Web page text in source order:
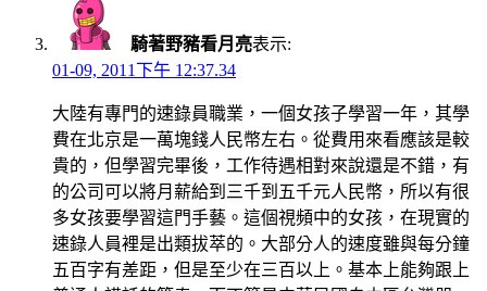
騎著野豬看月亮表示:
01-09, 2011下午 12:37.34
大陸有專門的速錄員職業，一個女孩子學習一年，其學
費在北京是一萬塊錢人民幣左右。從費用來看應該是較
貴的，但學習完畢後，工作待遇相對來說還是不錯，有
的公司可以將月薪給到三千到五千元人民幣，所以有很
多女孩要學習這門手藝。這個視頻中的女孩，在現實的
速錄人員裡是出類拔萃的。大部分人的速度雖與每分鐘
五百字有差距，但是至少在三百以上。基本上能夠跟上